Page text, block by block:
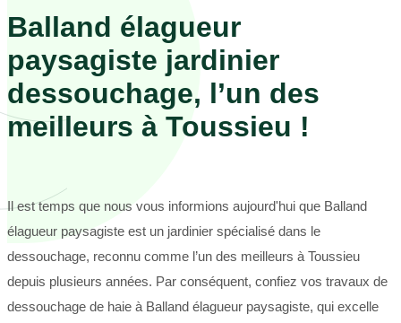
Balland élagueur
paysagiste jardinier
dessouchage, l’un des
meilleurs à Toussieu !
Il est temps que nous vous informions aujourd'hui que Balland
élagueur paysagiste est un jardinier spécialisé dans le
dessouchage, reconnu comme l’un des meilleurs à Toussieu
depuis plusieurs années. Par conséquent, confiez vos travaux de
dessouchage de haie à Balland élagueur paysagiste, qui excelle